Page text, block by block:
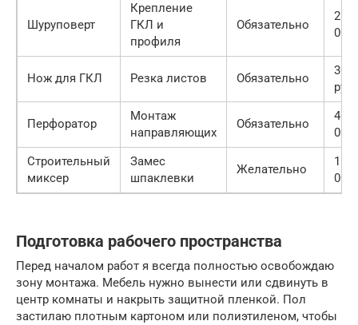
Шуруповерт
Крепление
ГКЛ и
профиля
Обязательно
2
000
Нож для ГКЛ Резка листов Обязательно
300
руб
Перфоратор
Монтаж
направляющих
Обязательно
4
000
Строительный
миксер
Замес
шпаклевки
Желательно
1
000
Подготовка рабочего пространства
Перед началом работ я всегда полностью освобождаю
зону монтажа. Мебель нужно вынести или сдвинуть в
центр комнаты и накрыть защитной пленкой. Пол
застилаю плотным картоном или полиэтиленом, чтобы